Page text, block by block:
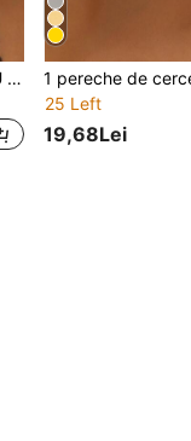
1 pereche de cercei în formă de U cu motive geometrice retro exagerate, accesorii unice personalizate pentru urechi
25 Left
19,68Lei